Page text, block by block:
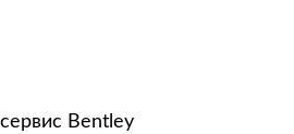
Bentley